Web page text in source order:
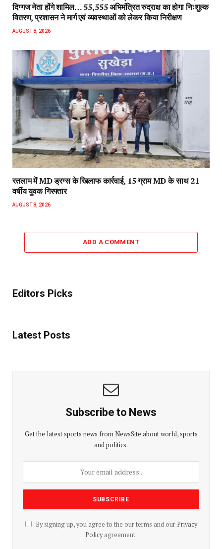
दिग्गज नेता होंगे शामिल… 55,555 अभिमंत्रित रुद्राक्ष का होगा निःशुल्क
वितरण, प्रशासन ने मार्ग एवं व्यवस्थाओं को लेकर किया निरीक्षण
AUGUST 8, 2026
रतलाम में MD ड्रग्स के खिलाफ कार्रवाई, 15 ग्राम MD के साथ 21
वर्षीय युवक गिरफ्तार
AUGUST 8, 2026
ADD A COMMENT
Editors Picks
Latest Posts
Subscribe to News
Get the latest sports news from NewsSite about world, sports
and politics.
By signing up, you agree to the our terms and our Privacy
Policyagreement.